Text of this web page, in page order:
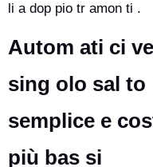
li a dop pio tr amon ti .
Autom ati ci
sing olo sal to
semplice e
più bas si